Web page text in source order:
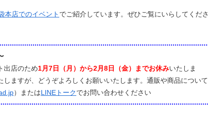
本店でのイベント でご紹介しています。ぜひご覧にいらしてくださ
出店のため1月7日（月）から2月8日（金）までお休みいたしま
しますが、どうぞよろしくお願いいたします。通販や商品について
）またはLINEトークでお問い合わせください